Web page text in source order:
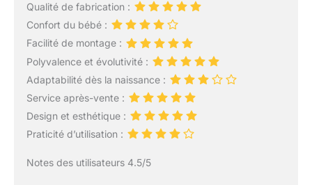
Qualité de fabrication :
Confort du bébé :
Facilité de montage :
Polyvalence et évolutivité :
Adaptabilité dès la naissance :
Service après-vente :
Design et esthétique :
Praticité d’utilisation :
Notes des utilisateurs 4.5/5